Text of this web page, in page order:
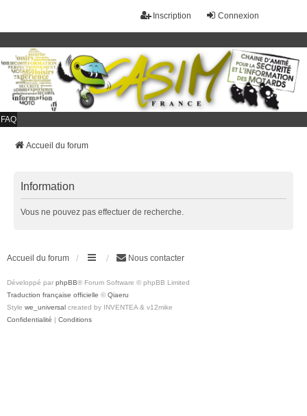
Connexion
Inscription
FAQ
Accueil du forum
Information
Vous ne pouvez pas effectuer de recherche.
Accueil du forum Nous contacter
Développé par phpBB® Forum Software © phpBB Limited
Traduction française officielle © Qiaeru
Style we_universal created by INVENTEA & v12mike
Confidentialité
Conditions